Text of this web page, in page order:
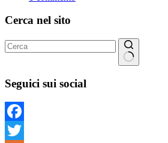
Cerca nel sito
risultato
Seguici sui social
Facebook